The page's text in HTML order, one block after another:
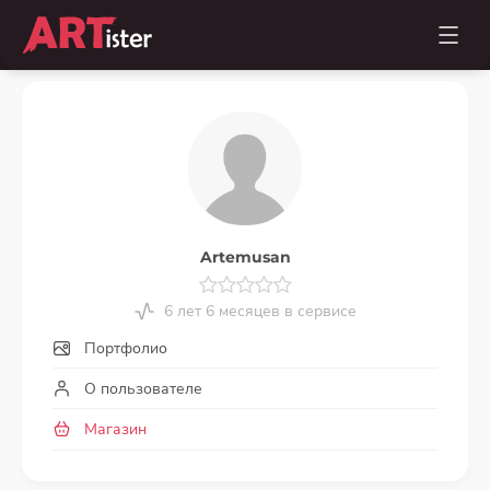
Artemusan
6 лет 6 месяцев в сервисе
Портфолио
О пользователе
Магазин